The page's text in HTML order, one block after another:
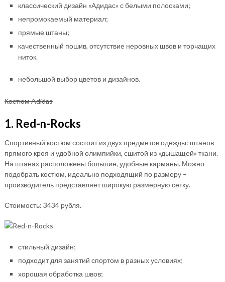
классический дизайн «Адидас» с белыми полосками;
непромокаемый материал;
прямые штаны;
качественный пошив, отсутствие неровных швов и торчащих
ниток.
небольшой выбор цветов и дизайнов.
Костюм Adidas
1. Red-n-Rocks
Спортивный костюм состоит из двух предметов одежды: штанов
прямого кроя и удобной олимпийки, сшитой из «дышащей» ткани.
На штанах расположены большие, удобные карманы. Можно
подобрать костюм, идеально подходящий по размеру –
производитель представляет широкую размерную сетку.
Стоимость: 3434 рубля.
стильный дизайн;
подходит для занятий спортом в разных условиях;
хорошая обработка швов;